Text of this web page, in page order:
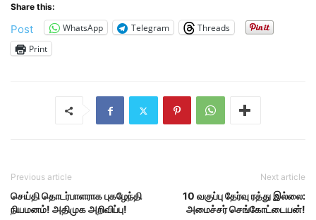
Share this:
Post WhatsApp Telegram
Threads
Print
Previous article
செய்தி தொடர்பாளராக புகழேந்தி
நியமனம்! அதிமுக அறிவிப்பு!
Next article
10 வகுப்பு தேர்வு ரத்து இல்லை:
அமைச்சர் செங்கோட்டையன்!